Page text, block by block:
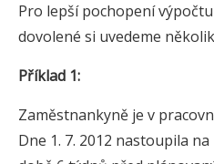
Pro lepší pochopení
dovolené si uvedeme
Příklad 1:
Zaměstnankyně je v
Dne 1. 7. 2012 nastoupila